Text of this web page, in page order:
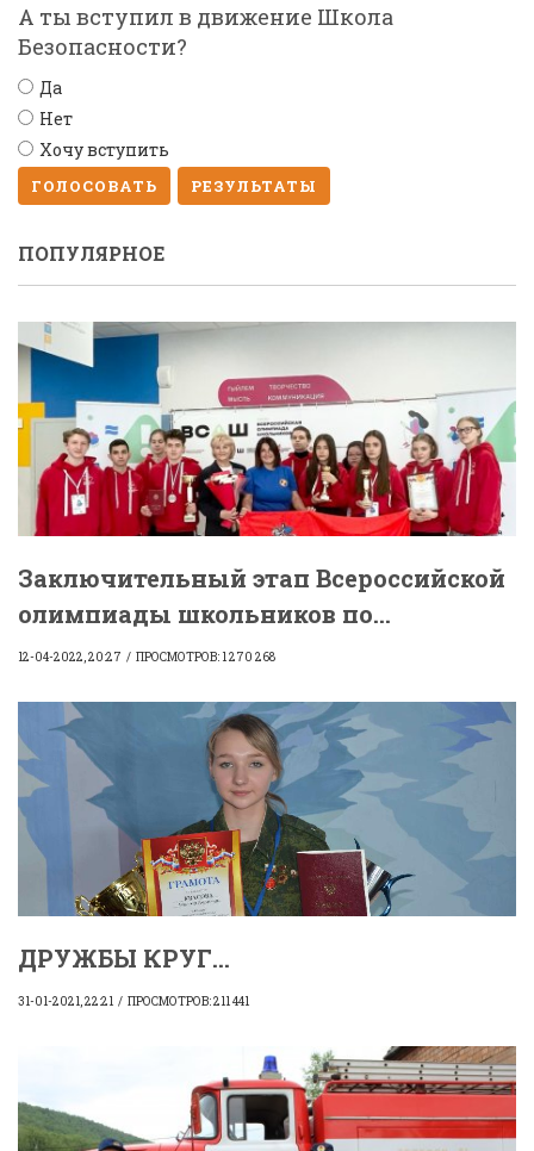
А ты вступил в движение Школа
Безопасности?
Да
Нет
Хочу вступить
ГОЛОСОВАТЬ РЕЗУЛЬТАТЫ
ПОПУЛЯРНОЕ
Заключительный этап Всероссийской
олимпиады школьников по...
12-04-2022, 20:27 ПРОСМОТРОВ: 1 270 268
ДРУЖБЫ КРУГ...
31-01-2021, 22:21 ПРОСМОТРОВ: 211 441